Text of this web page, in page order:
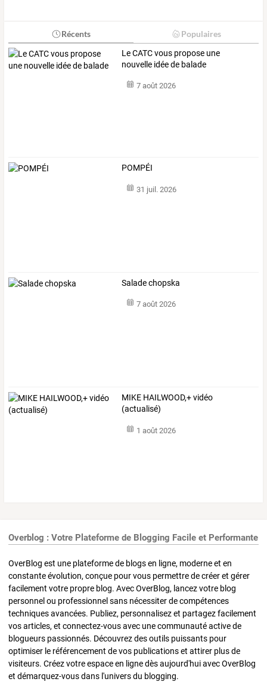
Récents Populaires
Le CATC vous propose une
nouvelle idée de balade
7 août 2026
POMPÉI
31 juil. 2026
Salade chopska
7 août 2026
MIKE HAILWOOD,+ vidéo
(actualisé)
1 août 2026
Overblog : Votre Plateforme de Blogging Facile et Performante
OverBlog est une plateforme de blogs en ligne, moderne et en
constante évolution, conçue pour vous permettre de créer et gérer
facilement votre propre blog. Avec OverBlog, lancez votre blog
personnel ou professionnel sans nécessiter de compétences
techniques avancées. Publiez, personnalisez et partagez facilement
vos articles, et connectez-vous avec une communauté active de
blogueurs passionnés. Découvrez des outils puissants pour
optimiser le référencement de vos publications et attirer plus de
visiteurs. Créez votre espace en ligne dès aujourd'hui avec OverBlog
et démarquez-vous dans l'univers du blogging.